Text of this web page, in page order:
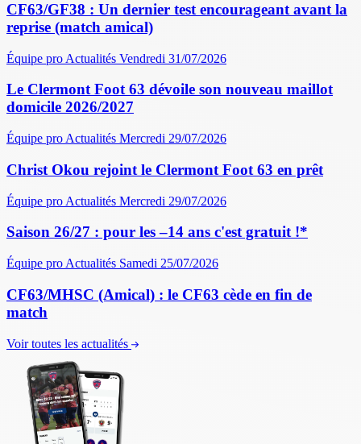
CF63/GF38 : Un dernier test encourageant avant la
reprise (match amical)
Équipe pro Actualités Vendredi 31/07/2026
Le Clermont Foot 63 dévoile son nouveau maillot
domicile 2026/2027
Équipe pro Actualités Mercredi 29/07/2026
Christ Okou rejoint le Clermont Foot 63 en prêt
Équipe pro Actualités Mercredi 29/07/2026
Saison 26/27 : pour les –14 ans c'est gratuit !*
Équipe pro Actualités Samedi 25/07/2026
CF63/MHSC (Amical) : le CF63 cède en fin de
match
Voir toutes les actualités